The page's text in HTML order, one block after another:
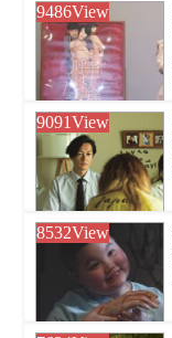
9486View
9091View
8532View